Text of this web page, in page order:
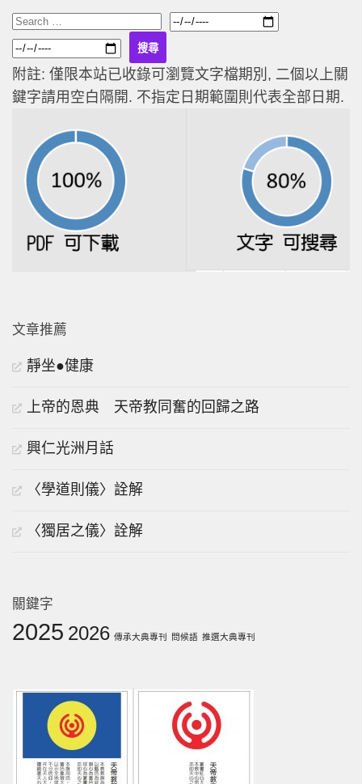
附註: 僅限本站已收錄可瀏覽文字檔期別, 二個以上關
鍵字請用空白隔開. 不指定日期範圍則代表全部日期.
文章推薦
靜坐●健康
上帝的恩典 天帝教同奮的回歸之路
興仁光洲月話
〈學道則儀〉詮解
〈獨居之儀〉詮解
關鍵字
2025 2026 傳承大典專刊 問候語 推選大典專刊